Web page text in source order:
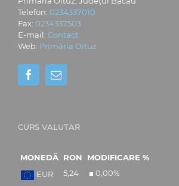
Telefon: 0234337010
Fax: 0234337503
E-mail: Contact
Web: Primăria Oituz
CURS VALUTAR
MONEDĂ RON
MODIFICARE %
EUR
5,24 0,00%